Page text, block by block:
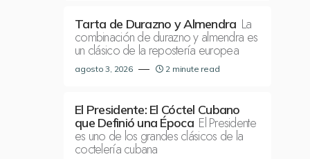
Tarta de Durazno y Almendra La
combinación de durazno y almendra es
un clásico de la repostería europea
agosto 3, 2026 2 minute read
El Presidente: El Cóctel Cubano
que Definió una Época El Presidente
es uno de los grandes clásicos de la
coctelería cubana